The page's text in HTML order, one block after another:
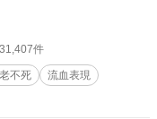
ス。本来は優しい性格だ
い。 五感も研ぎ澄まされて
事件を きっかけに親しくな
め、 この世以外からの干渉
、自分にとっ
件
不死
流血表現